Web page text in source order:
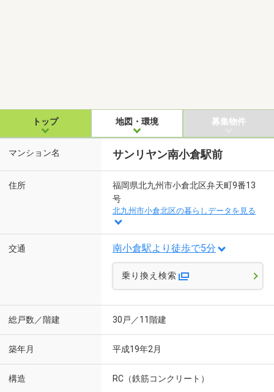
トップ 地図・環境 募集物件
マンション名 サンリヤン南小倉駅前
住所
福岡県北九州市小倉北区弁天町9番13
号
北九州市小倉北区の暮らしデータを見る
交通 南小倉駅より徒歩で5分
乗り換え検索
総戸数／階建 30戸／11階建
築年月 平成19年2月
構造 RC（鉄筋コンクリート）